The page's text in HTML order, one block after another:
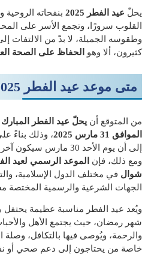
يحلّ عيد الفطر 2025
بنفحاته الروحية
القلوب سرورًا، وتجمع الأسر على
وطقوسه الجميلة، لا بدّ من الالتفات
كثيرون، ألا وهو
الحفاظ على الصحة
متى موعد عيد الفطر 2025؟
من المتوقع أن يحلّ عيد الفطر المبارك لعام
الموافق 31 مارس 2025
، وذلك بناءً
إلى أن يوم الأحد 30 مارس سيكون آخر أيام شهر رمضان.
ومع ذلك، فإن
الموعد الرسمي لعيد
شوال في مختلف الدول الإسلامية،
الجهات الشرعية والرسمية المختصة مساء يوم
ويُعد عيد الفطر مناسبة عظيمة يحتفل
شهر رمضان، حيث يجتمع الأهل
والرحمة، ويُوصى فيها بالتكافل، وصلة
خاصة من يحتاجون إلى دعم صحي أو